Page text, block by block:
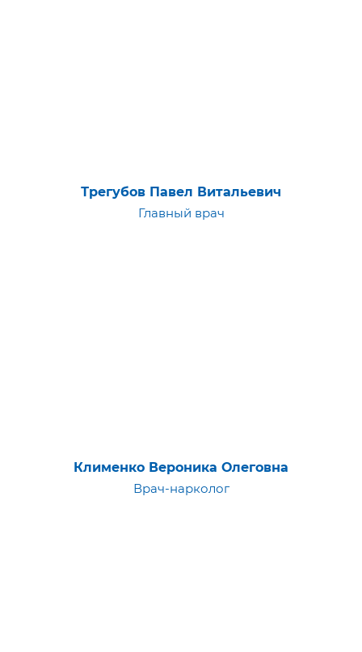
Трегубов Павел Витальевич
Главный врач
Клименко Вероника Олеговна
Врач-нарколог